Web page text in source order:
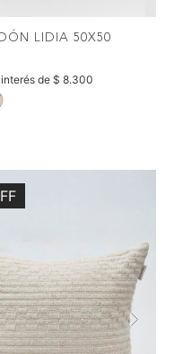
LIDIA 50X50
de $ 8.300